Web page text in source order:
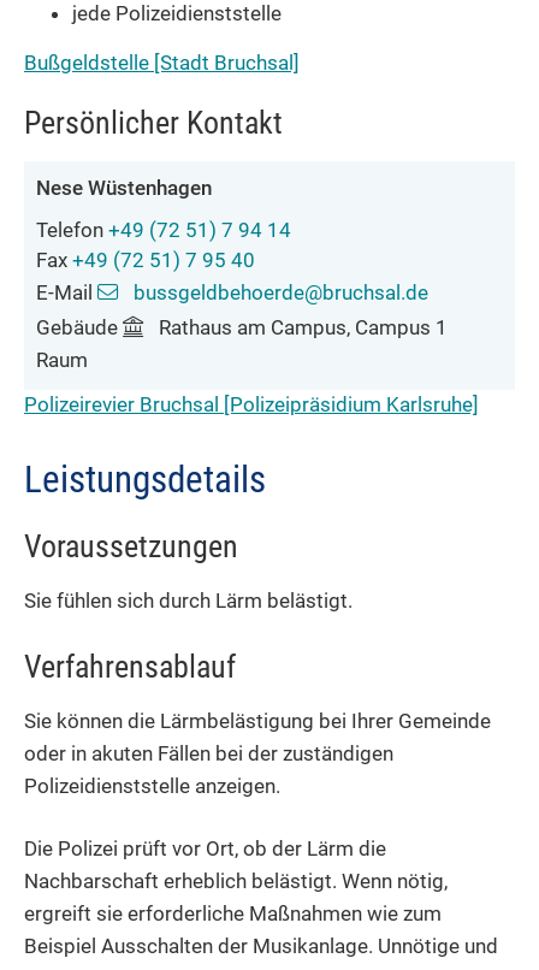
jede Polizeidienststelle
Bußgeldstelle [Stadt Bruchsal]
Persönlicher Kontakt
Nese Wüstenhagen
Telefon +49 (72 51) 7 94 14
Fax +49 (72 51) 7 95 40
E-Mail
bussgeldbehoerde@bruchsal.de
Gebäude
Rathaus am Campus, Campus 1
Raum
Polizeirevier Bruchsal [Polizeipräsidium Karlsruhe]
Leistungsdetails
Voraussetzungen
Sie fühlen sich durch Lärm belästigt.
Verfahrensablauf
Sie können die Lärmbelästigung bei Ihrer Gemeinde
oder in akuten Fällen bei der zuständigen
Polizeidienststelle anzeigen.
Die Polizei prüft vor Ort, ob der Lärm die
Nachbarschaft erheblich belästigt. Wenn nötig,
ergreift sie erforderliche Maßnahmen wie zum
Beispiel Ausschalten der Musikanlage. Unnötige und